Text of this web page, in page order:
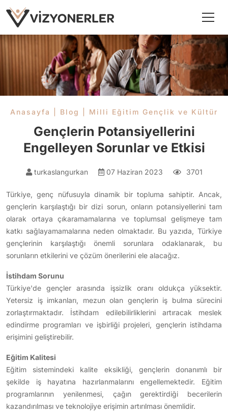
Anasayfa Blog Milli Eğitim Gençlik ve Kültür
Gençlerin Potansiyellerini
Engelleyen Sorunlar ve Etkisi
turkaslangurkan 07 Haziran 2023 3701
Türkiye, genç nüfusuyla dinamik bir topluma sahiptir. Ancak,
gençlerin karşılaştığı bir dizi sorun, onların potansiyellerini tam
olarak ortaya çıkaramamalarına ve toplumsal gelişmeye tam
katkı sağlayamamalarına neden olmaktadır. Bu yazıda, Türkiye
gençlerinin karşılaştığı önemli sorunlara odaklanarak, bu
sorunların etkilerini ve çözüm önerilerini ele alacağız.
İstihdam Sorunu
Türkiye'de gençler arasında işsizlik oranı oldukça yüksektir.
Yetersiz iş imkanları, mezun olan gençlerin iş bulma sürecini
zorlaştırmaktadır. İstihdam edilebilirliklerini artıracak meslek
edindirme programları ve işbirliği projeleri, gençlerin istihdama
erişimini geliştirebilir.
Eğitim Kalitesi
Eğitim sistemindeki kalite eksikliği, gençlerin donanımlı bir
şekilde iş hayatına hazırlanmalarını engellemektedir. Eğitim
programlarının yenilenmesi, çağın gerektirdiği becerilerin
kazandırılması ve teknolojiye erişimin artırılması önemlidir.